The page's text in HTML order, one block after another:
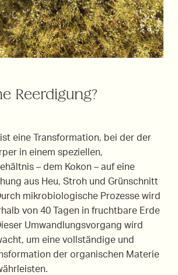
Reerdigung?
ist eine Transformation, bei der der
in einem speziellen,
– dem Kokon – auf eine
aus Heu, Stroh und Grünschnitt
mikrobiologische Prozesse wird
von 40 Tagen in fruchtbare Erde
Umwandlungsvorgang wird
um eine vollständige und
der organischen Materie